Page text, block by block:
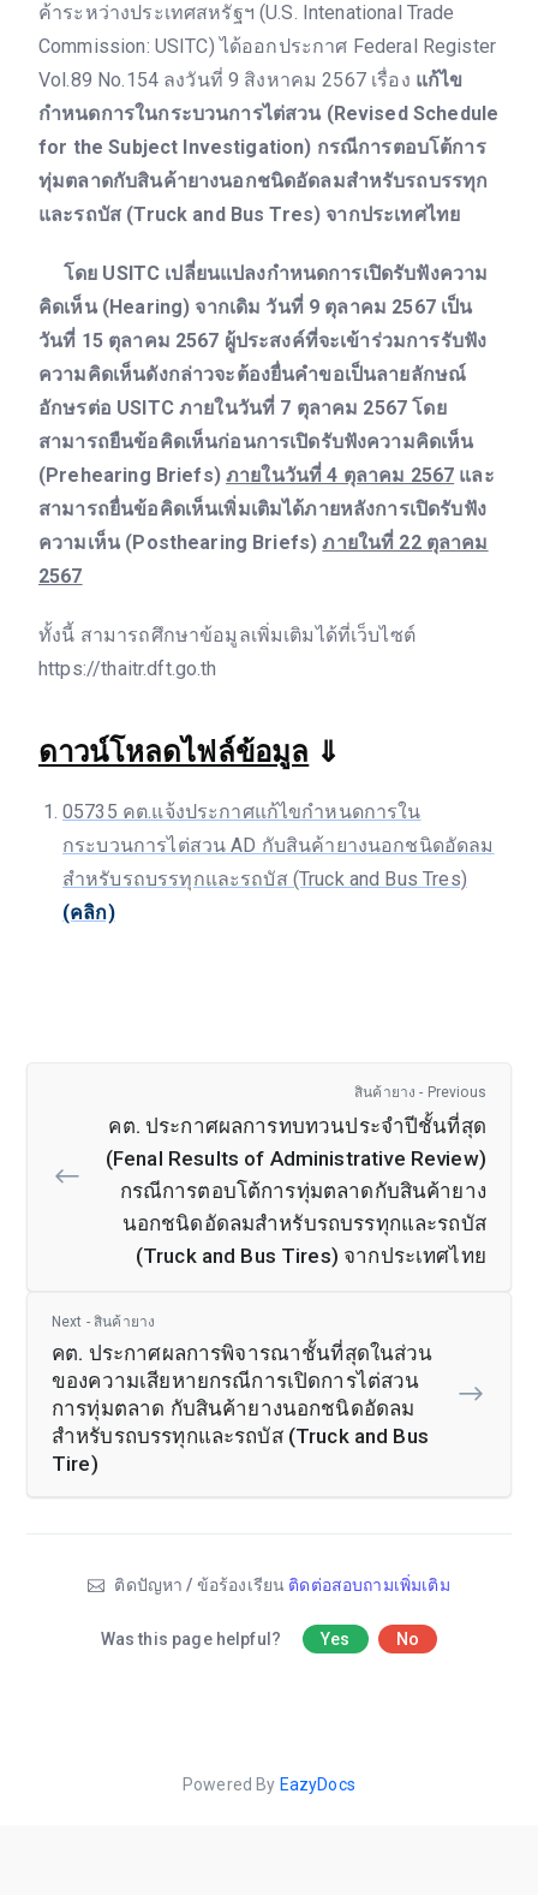
ค้าระหว่างประเทศสหรัฐฯ (U.S. Intenational Trade
Commission: USITC) ได้ออกประกาศ Federal Register
Vol.89 No.154 ลงวันที่ 9 สิงหาคม 2567 เรื่อง แก้ไข
กำหนดการในกระบวนการไต่สวน (Revised Schedule
for the Subject Investigation) กรณีการตอบโต้การ
ทุ่มตลาดกับสินค้ายางนอกชนิดอัดลมสำหรับรถบรรทุก
และรถบัส (Truck and Bus Tres) จากประเทศไทย
โดย USITC เปลี่ยนแปลงกำหนดการเปิดรับฟังความ
คิดเห็น (Hearing) จากเดิม วันที่ 9 ตุลาคม 2567 เป็น
วันที่ 15 ตุลาคม 2567 ผู้ประสงค์ที่จะเข้าร่วมการรับฟัง
ความคิดเห็นดังกล่าวจะต้องยื่นคำขอเป็นลายลักษณ์
อักษรต่อ USITC ภายในวันที่ 7 ตุลาคม 2567 โดย
สามารถยืนข้อคิดเห็นก่อนการเปิดรับฟังความคิดเห็น
(Prehearing Briefs) ภายในวันที่ 4 ตุลาคม 2567 และ
สามารถยื่นข้อคิดเห็นเพิ่มเติมได้ภายหลังการเปิดรับฟัง
ความเห็น (Posthearing Briefs)ภายในที่ 22 ตุลาคม
2567
ทั้งนี้ สามารถศึกษาข้อมูลเพิ่มเติมได้ที่เว็บไซต์
https://thaitr.dft.go.th
ดาวน์โหลดไฟล์ข้อมูล ⇓
05735 คต.แจ้งประกาศแก้ไขกำหนดการใน
กระบวนการไต่สวน AD กับสินค้ายางนอกชนิดอัดลม
สำหรับรถบรรทุกและรถบัส (Truck and Bus Tres)
(คลิก)
สินค้ายาง - Previous
คต. ประกาศผลการทบทวนประจำปีชั้นที่สุด
(Fenal Results of Administrative Review)
กรณีการตอบโต้การทุ่มตลาดกับสินค้ายาง
นอกชนิดอัดลมสำหรับรถบรรทุกและรถบัส
(Truck and Bus Tires) จากประเทศไทย
Next - สินค้ายาง
คต. ประกาศผลการพิจารณาชั้นที่สุดในส่วน
ของความเสียหายกรณีการเปิดการไต่สวน
การทุ่มตลาด กับสินค้ายางนอกชนิดอัดลม
สำหรับรถบรรทุกและรถบัส (Truck and Bus
Tire)
ติดปัญหา / ข้อร้องเรียน ติดต่อสอบถามเพิ่มเติม
Was this page helpful? Yes No
Powered By EazyDocs